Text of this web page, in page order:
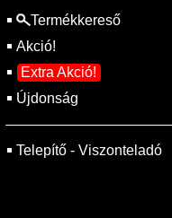
Termékkereső
Akció!
Extra Akció!
Újdonság
Telepítő - Viszonteladó